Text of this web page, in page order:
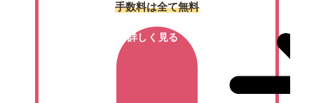
手数料は全て無料
詳しく見る